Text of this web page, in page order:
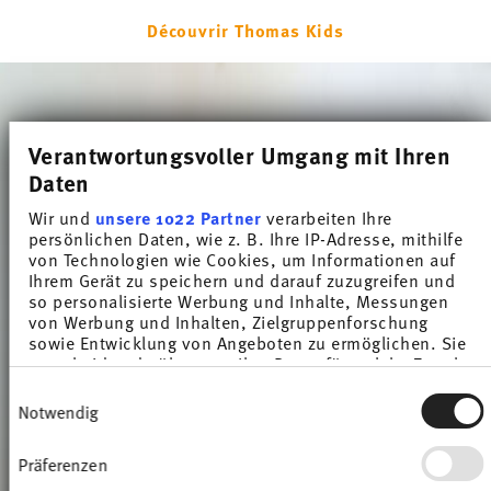
Verantwortungsvoller Umgang mit Ihren
Daten
Wir und unsere 1022 Partnerverarbeiten Ihre
persönlichen Daten, wie z. B. Ihre IP-Adresse, mithilfe
von Technologien wie Cookies, um Informationen auf
Ihrem Gerät zu speichern und darauf zuzugreifen und
so personalisierte Werbung und Inhalte, Messungen
von Werbung und Inhalten, Zielgruppenforschung
sowie Entwicklung von Angeboten zu ermöglichen. Sie
entscheiden darüber, wer Ihre Daten für welche Zwecke
Cookie-Erklärung oder durch Klicken auf das Privacy
Trigger Symbol ändern oder widerrufen
Wenn Sie es erlauben, würden wir auch gerne:
Notwendig
Präferenzen
Découvrir Thomas Kids